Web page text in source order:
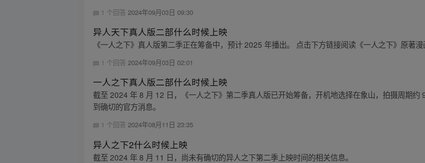
1 个回答2024年09月03日 09:30
异人天下真人版二部什么时候上映
《一人之下》真人版第二季正在筹备中，预计 2025 年播出。 点击下方链接阅读《一人之下》原著漫
1 个回答2024年09月03日 02:01
一人之下真人版二部什么时候上映
截至 2024 年 8 月 12 日，《一人之下》第二季真人版已开始筹备，开机地选择在象山，拍摄周期
到确切的官方消息。
1 个回答2024年08月11日 23:35
异人之下2什么时候上映
截至 2024 年 8 月 11 日，尚未有确切的异人之下第二季上映时间的相关信息。